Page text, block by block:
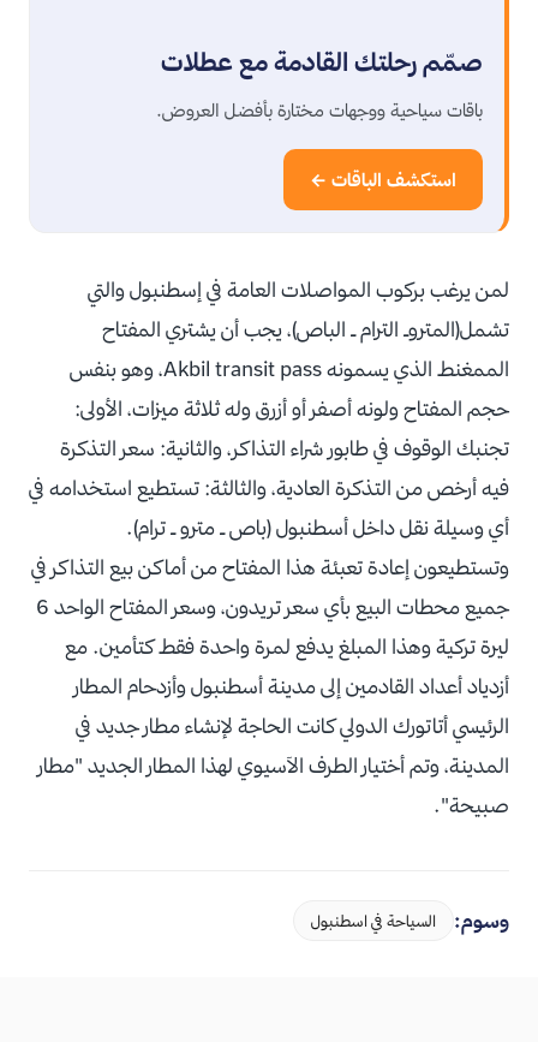
صمّم رحلتك القادمة مع عطلات
باقات سياحية ووجهات مختارة بأفضل العروض.
استكشف الباقات ←
لمن يرغب بركوب المواصلات العامة في إسطنبول والتي
تشمل(المتروـ الترام ـ الباص)، يجب أن يشتري المفتاح
الممغنط الذي يسمونه Akbil transit pass، وهو بنفس
حجم المفتاح ولونه أصفر أو أزرق وله ثلاثة ميزات، الأولى:
تجنبك الوقوف في طابور شراء التذاكر، والثانية: سعر التذكرة
فيه أرخص من التذكرة العادية، والثالثة: تستطيع استخدامه في
أي وسيلة نقل داخل أسطنبول (باص ـ مترو ـ ترام).
وتستطيعون إعادة تعبئة هذا المفتاح من أماكن بيع التذاكر في
جميع محطات البيع بأي سعر تريدون، وسعر المفتاح الواحد 6
ليرة تركية وهذا المبلغ يدفع لمرة واحدة فقط كتأمين. مع
أزدياد أعداد القادمين إلى مدينة أسطنبول وأزدحام المطار
الرئيسي أتاتورك الدولي كانت الحاجة لإنشاء مطار جديد في
المدينة، وتم أختيار الطرف الآسيوي لهذا المطار الجديد "مطار
صبيحة".
وسوم: السياحة في اسطنبول